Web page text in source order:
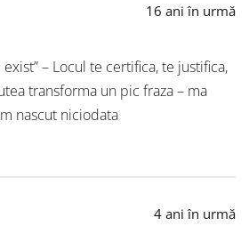
16 ani în urmă
– Locul te certifica, te justifica,
transforma un pic fraza – ma
nascut niciodata
4 ani în urmă